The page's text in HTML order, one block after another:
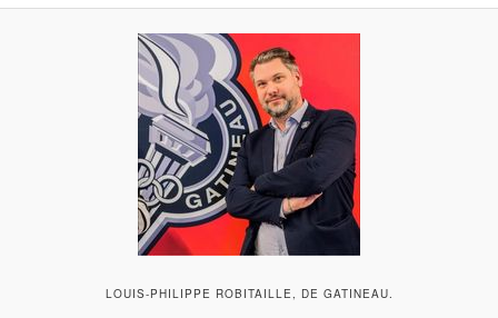
LOUIS-PHILIPPE ROBITAILLE, DE GATINEAU.